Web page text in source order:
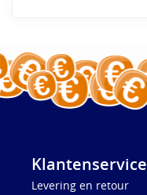
Klantenservice
Levering en retour